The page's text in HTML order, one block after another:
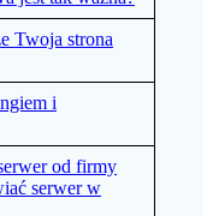
Twoja strona
i
od firmy
serwer w